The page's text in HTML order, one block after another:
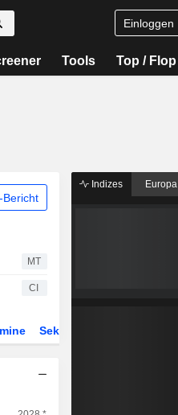
Einloggen
Tools Top / Flop
Bericht
MT
CI
Sektor
Indizes Europa